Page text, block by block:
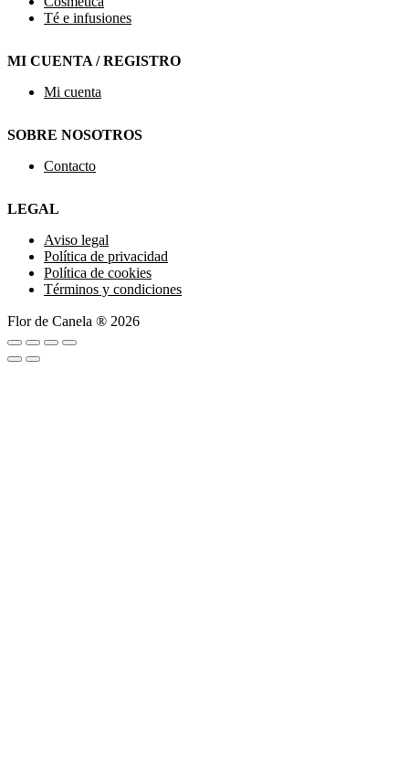
Té e infusiones
MI CUENTA / REGISTRO
Mi cuenta
SOBRE NOSOTROS
Contacto
LEGAL
Aviso legal
Política de privacidad
Política de cookies
Términos y condiciones
Flor de Canela ® 2026